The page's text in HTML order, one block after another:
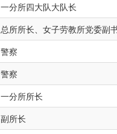
一分所四大队大队长
总所所长、女子劳教所党委副
警察
警察
一分所所长
副所长